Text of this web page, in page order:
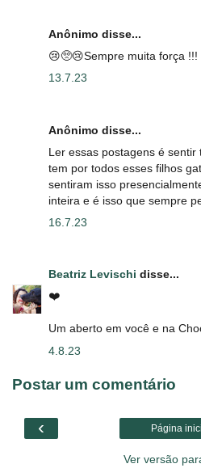
Anônimo disse...
😢🥺😢Sempre muita força !!!
13.7.23
Anônimo disse...
Ler essas postagens é
tem por todos esses filhos
sentiram isso
inteira e é isso que sempre
16.7.23
Beatriz Levischi disse...
❤️
Um aberto em você e na
4.8.23
Postar um comentário
‹ Página
Ver versão